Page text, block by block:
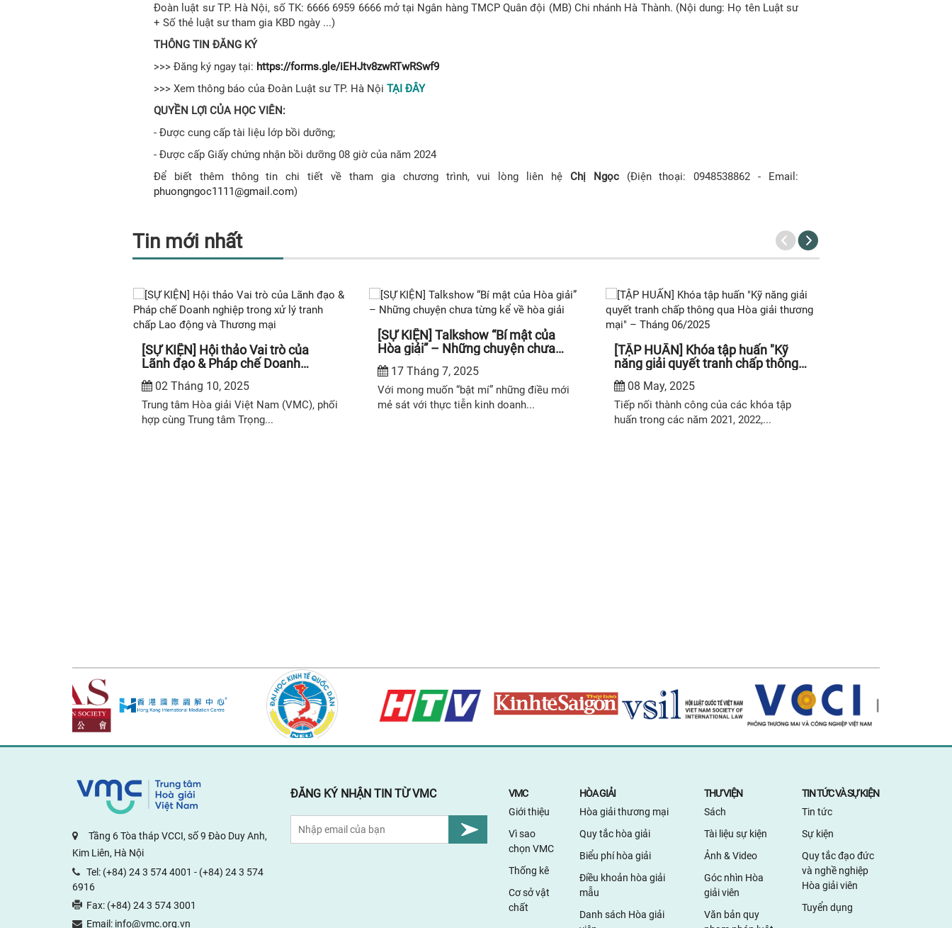
Đoàn luật sư TP. Hà Nội, số TK: 6666 6959 6666 mở tại Ngân hàng TMCP Quân đội (MB) Chi nhánh Hà Thành. (Nội dung: Họ tên Luật sư
+ Số thẻ luật sư tham gia KBD ngày ...)
THÔNG TIN ĐĂNG KÝ
>>> Đăng ký ngay tại: https://forms.gle/iEHJtv8zwRTwRSwf9
>>> Xem thông báo của Đoàn Luật sư TP. Hà Nội TẠI ĐÂY
QUYỀN LỢI CỦA HỌC VIÊN:
- Được cung cấp tài liệu lớp bồi dưỡng;
- Được cấp Giấy chứng nhận bồi dưỡng 08 giờ của năm 2024
Để biết thêm thông tin chi tiết về tham gia chương trình, vui lòng liên hệ ChịNgọc(Điện thoại: 0948538862 - Email:
phuongngoc1111@gmail.com)
Tin mới nhất
[SỰ KIỆN] Hội thảo Vai trò của
Lãnh đạo & Pháp chế Doanh
nghiệp trong xử lý tranh chấp Lao
động và Thương mại
02 Tháng 10, 2025
Trung tâm Hòa giải Việt Nam (VMC), phối
hợp cùng Trung tâm Trọng...
[SỰ KIỆN] Talkshow “Bí mật của
Hòa giải” – Những chuyện chưa
từng kể về hòa giải
17 Tháng 7, 2025
Với mong muốn “bật mí” những điều mới
mẻ sát với thực tiễn kinh doanh...
[TẬP HUẤN] Khóa tập huấn "Kỹ
năng giải quyết tranh chấp thông
qua Hòa giải thương mại" – Tháng
06/2025
08 May, 2025
Tiếp nối thành công của các khóa tập
huấn trong các năm 2021, 2022,...
Tầng 6 Tòa tháp VCCI, số 9 Đào Duy Anh,
Kim Liên, Hà Nội
Tel: (+84) 24 3 574 4001 - (+84) 24 3 574
6916
Fax: (+84) 24 3 574 3001
Email: info@vmc.org.vn
ĐĂNG KÝ NHẬN TIN TỪ VMC
VMC
Giới thiệu
Vì sao
chọn VMC
Thống kê
Cơ sở vật
chất
HÒA GIẢI
Hòa giải thương mại
Quy tắc hòa giải
Biểu phí hòa giải
Điều khoản hòa giải
mẫu
Danh sách Hòa giải
THƯ VIỆN
Sách
Tài liệu sự kiện
Ảnh & Video
Góc nhìn Hòa
giải viên
Văn bản quy
TIN TỨC VÀ SỰ KIỆN
Tin tức
Sự kiện
Quy tắc đạo đức
và nghề nghiệp
Hòa giải viên
Tuyển dụng